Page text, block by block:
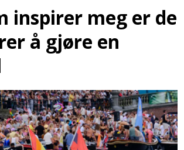
inspirer meg er de
å gjøre en